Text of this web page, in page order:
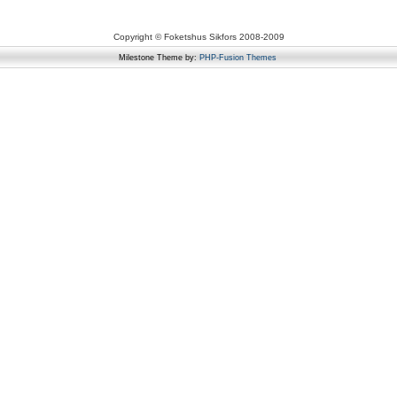
Copyright © Foketshus Sikfors 2008-2009
Milestone Theme by: PHP-Fusion Themes